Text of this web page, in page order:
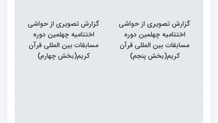
گزارش تصویری از حواشی
اختتامیه چهلمین دوره
مسابقات بین المللی قرآن
کریم(بخش پنجم)
گزارش تصویری از حواشی
اختتامیه چهلمین دوره
مسابقات بین المللی قرآن
کریم(بخش چهارم)